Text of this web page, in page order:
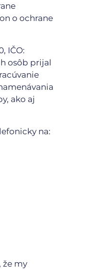
o ochrane
IČO:
osôb prijal
ako aj
na:
že my